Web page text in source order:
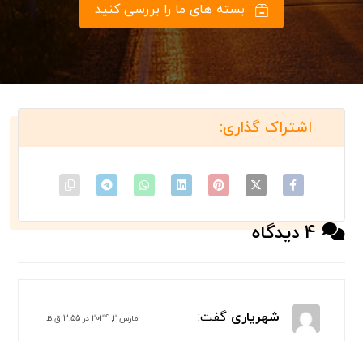
بسته های ما را بررسی کنید
4 دیدگاه
شهریاری گفت: مارس 2, 2024 در 3:55 ق.ظ